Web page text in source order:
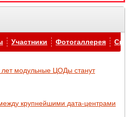
Участники Фотогаллерея
модульные ЦОДы станут
крупнейшими дата-центрами